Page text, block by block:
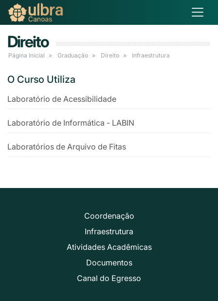
Direito
Página Inicial Graduação Direito Infraestrutura
O Curso Utiliza
Laboratório de Acessibilidade
Laboratório de Informática - LABIN
Laboratórios de Arquivo de Fitas
Coordenação
Infraestrutura
Atividades Acadêmicas
Documentos
Canal do Egresso